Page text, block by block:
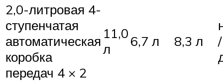
2,0-литровая 4-
ступенчатая
автоматическая
коробка
передач 4 × 2
11,0
л
6,7 л 8,3 л
/